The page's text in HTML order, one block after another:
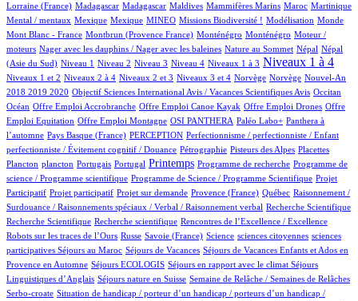
Lorraine (France)
7/531 Madagascar
7/531 Madagascar
2/531 Maldives
1/531 Mammifères Marins
4/531 Maroc
12/531 Martinique
1/531
Mental / mentaux
1/531 Mexique
1/531 Mexique
13/531 MINEO
22/531 Missions Biodiversité !
1/531 Modélisation
3/531 Monde
1/531
Mont Blanc - France
4/531 Montbrun (Provence France)
4/531 Monténégro
4/531 Monténégro
1/531
Moteur /
moteurs
1/531 Nager avec les dauphins / Nager avec les baleines
2/531 Nature au Sommet
7/531 Népal
7/531
Népal
(Asie du Sud)
8/531 Niveau 1
10/531 Niveau 2
7/531 Niveau 3
48/531 Niveau 4
41/531 Niveaux 1 à 3
241/531 Niveaux 1 à 4
8/531
Niveaux 1 et 2
38/531 Niveaux 2 à 4
4/531 Niveaux 2 et 3
104/531 Niveaux 3 et 4
2/531 Norvège
2/531 Norvège
12/531
Nouvel-An
2018 2019 2020
1/531 Objectif Sciences International Avis / Vacances Scientifiques Avis
6/531 Occitan
65/531
Océan
1/531Offre Emploi Accrobranche
1/531 Offre Emploi Canoe Kayak
1/531 Offre Emploi Drones
1/531
Offre
Emploi Equitation
1/531 Offre Emploi Montagne
39/531 OSI PANTHERA
34/531 Paléo Labo+
38/531
Panthera à
l’automne
3/531 Pays Basque (France)
24/531 PERCEPTION
1/531
Perfectionnisme / perfectionniste / Enfant
perfectionniste / Évitement cognitif / Douance
1/531 Pétrographie
6/531 Pisteurs des Alpes
3/531 Placettes
1/531
Plancton
1/531 plancton
8/531 Portugais
1/531 Portugal
236/531 Printemps
1/531 Programme de recherche
1/531
Programme de
science / Programme scientifique
2/531 Programme de Science / Programme Scientifique
1/531
Projet
Participatif
1/531 Projet participatif
12/531 Projet sur demande
31/531 Provence (France)
3/531 Québec
1/531
Raisonnement /
Surdouance / Raisonnements spéciaux / Verbal / Raisonnement verbal
1/531 Recherche Scientifique
1/531
Recherche Scientifique
1/531 Recherche scientifique
1/531 Rencontres de l’Excellence / Excellence
3/531
Robots sur les traces de l’Ours
35/531 Russe
3/531 Savoie (France)
2/531 Science
1/531 sciences citoyennes
1/531
sciences
participatives
1/531 Séjours au Maroc
34/531 Séjours de Vacances
22/531
Séjours de Vacances Enfants et Ados en
Provence en Automne
3/531 Séjours ECOLOGIS
10/531 Séjours en rapport avec le climat
68/531
Séjours
Linguistiques d’Anglais
7/531 Séjours nature en Suisse
34/531 Semaine de Relâche / Semaines de Relâches
4/531
Serbo-croate
1/531
Situation de handicap / porteur d’un handicap / porteurs d’un handicap /